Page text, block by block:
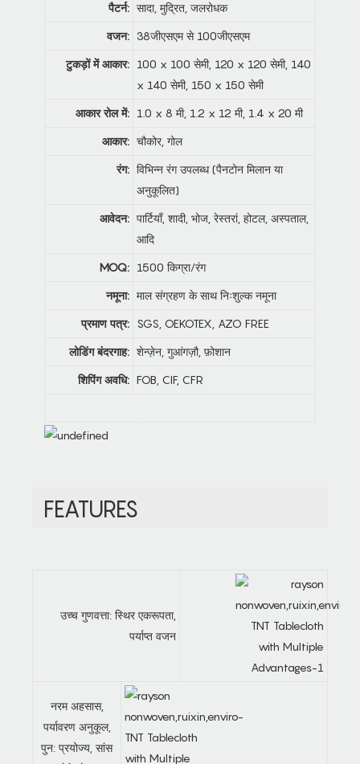
पैटर्न: सादा, मुद्रित, जलरोधक
वजन: 38जीएसएम से 100जीएसएम
टुकड़ों में आकार: 100 x 100 सेमी, 120 x 120 सेमी, 140
x 140 सेमी, 150 x 150 सेमी
आकार रोल में: 1.0 x 8 मी, 1.2 x 12 मी, 1.4 x 20 मी
आकार: चौकोर, गोल
रंग: विभिन्न रंग उपलब्ध (पैनटोन मिलान या
अनुकूलित)
आवेदन: पार्टियाँ, शादी, भोज, रेस्तरां, होटल, अस्पताल,
आदि
MOQ: 1500 किग्रा/रंग
नमूना: माल संग्रहण के साथ निःशुल्क नमूना
प्रमाण पत्र: SGS, OEKOTEX, AZO FREE
लोडिंग बंदरगाह: शेन्ज़ेन, गुआंगज़ौ, फ़ोशान
शिपिंग अवधि: FOB, CIF, CFR
FEATURES
उच्च गुणवत्ता: स्थिर एकरूपता,
पर्याप्त वजन
नरम अहसास,
पर्यावरण अनुकूल,
पुन: प्रयोज्य, सांस